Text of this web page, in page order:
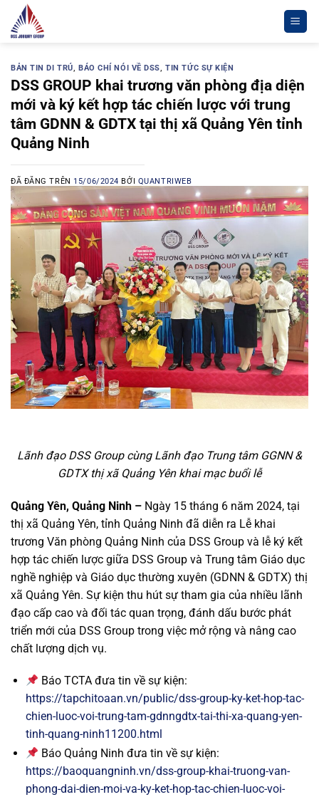
Chuyển
đến
dungBẢN TIN DI TRÚ, BÁO CHÍ NÓI VỀ DSS,TIN TỨC SỰ KIỆN
DSS GROUP khai trương văn phòng địa diện
mới và ký kết hợp tác chiến lược với trung
tâm GDNN & GDTX tại thị xã Quảng Yên tỉnh
Quảng Ninh
ĐÃ ĐĂNG TRÊN 15/06/2024 BỞI QUANTRIWEB
Lãnh đạo DSS Group cùng Lãnh đạo Trung tâm GGNN &
GDTX thị xã Quảng Yên khai mạc buổi lễ
Quảng Yên, Quảng Ninh – Ngày 15 tháng 6 năm 2024, tại
thị xã Quảng Yên, tỉnh Quảng Ninh đã diễn ra Lễ khai
trương Văn phòng Quảng Ninh của DSS Group và lễ ký kết
hợp tác chiến lược giữa DSS Group và Trung tâm Giáo dục
nghề nghiệp và Giáo dục thường xuyên (GDNN & GDTX) thị
xã Quảng Yên. Sự kiện thu hút sự tham gia của nhiều lãnh
đạo cấp cao và đối tác quan trọng, đánh dấu bước phát
triển mới của DSS Group trong việc mở rộng và nâng cao
chất lượng dịch vụ.
Báo TCTA đưa tin về sự kiện:
https://tapchitoaan.vn/public/dss-group-ky-ket-hop-tac-
chien-luoc-voi-trung-tam-gdnngdtx-tai-thi-xa-quang-yen-
tinh-quang-ninh11200.html
Báo Quảng Ninh đưa tin về sự kiện:
https://baoquangninh.vn/dss-group-khai-truong-van-
phong-dai-dien-moi-va-ky-ket-hop-tac-chien-luoc-voi-